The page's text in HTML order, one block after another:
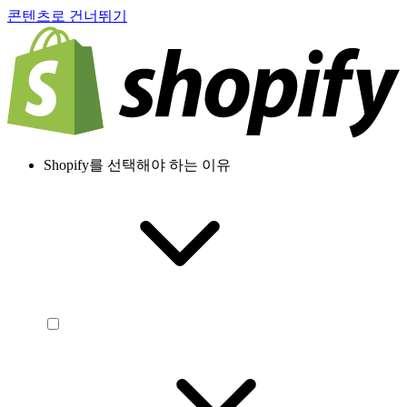
콘텐츠로 건너뛰기
Shopify를 선택해야 하는 이유